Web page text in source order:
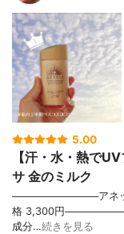
5.00
【汗・水・熱で
サ 金のミルク
────────────アネッ
格 3,300円
成分…続きを見る